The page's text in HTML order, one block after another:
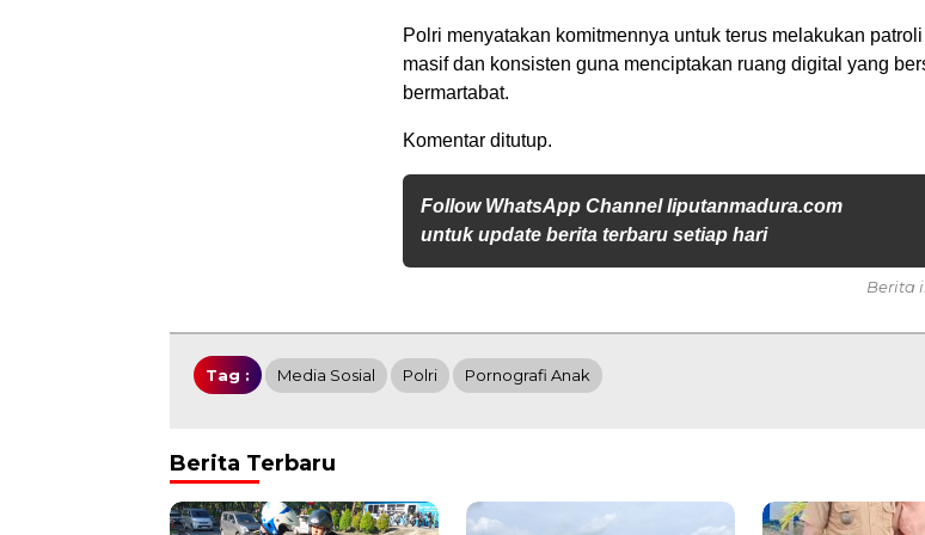
Polri menyatakan komitmennya untuk terus melakukan
masif dan konsisten guna menciptakan ruang digital yang
bermartabat.
Komentar ditutup.
Follow WhatsApp Channel liputanmadura.com
untuk update berita terbaru setiap hari
Berita
Tag : Media Sosial Polri Pornografi Anak
Berita Terbaru